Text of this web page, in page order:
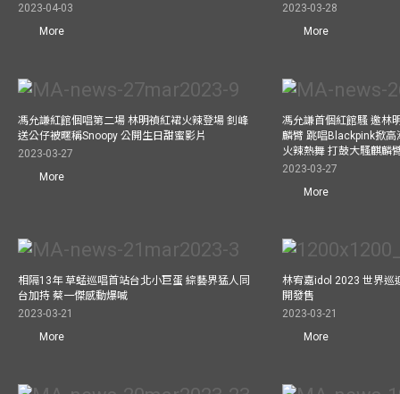
2023-04-03
More
2023-03-28
More
馮允謙紅館個唱第二場 林明禎紅裙火辣登場 釗峰
送公仔被暱稱Snoopy 公開生日甜蜜影片
2023-03-27
More
馮允謙首個紅館騷 邀林
麟臂 跳唱Blackpink掀
火辣熱舞 打鼓大騷麒麟
2023-03-27
More
相隔13年 草蜢巡唱首站台北小巨蛋 綜藝界猛人同
台加持 蔡一傑感動爆喊
2023-03-21
More
林宥嘉idol 2023 世界巡
開發售
2023-03-21
More